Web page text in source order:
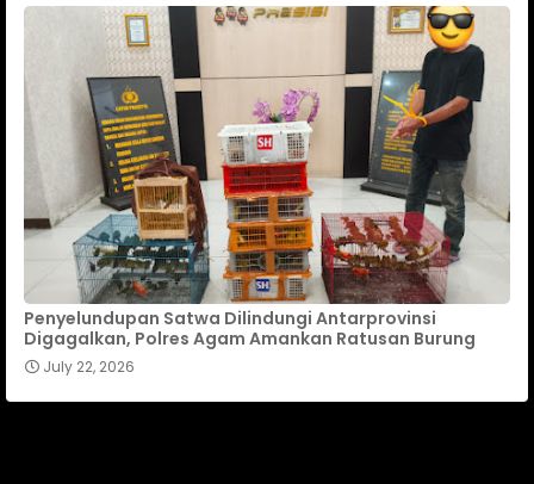
Penyelundupan Satwa Dilindungi Antarprovinsi
Digagalkan, Polres Agam Amankan Ratusan Burung
July 22, 2026